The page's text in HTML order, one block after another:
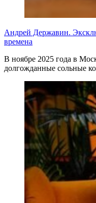
Андрей Державин.
времена
В ноябре 2025 года в
долгожданные сольные